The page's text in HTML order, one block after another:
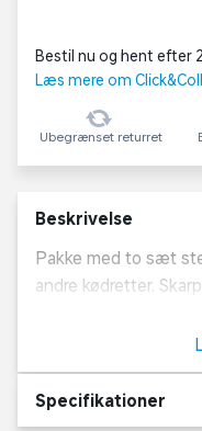
Bestil nu og hent efter
Læs mere om
Ubegrænset returret
Beskrivelse
Pakke med to sæt
andre kødretter.
22,5 cm. Gaffel: 21,5
Specifikationer